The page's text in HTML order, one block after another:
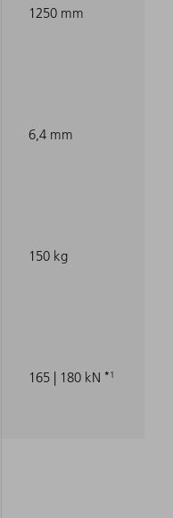
1250 mm
6,4 mm
150 kg
165 | 180 kN 1